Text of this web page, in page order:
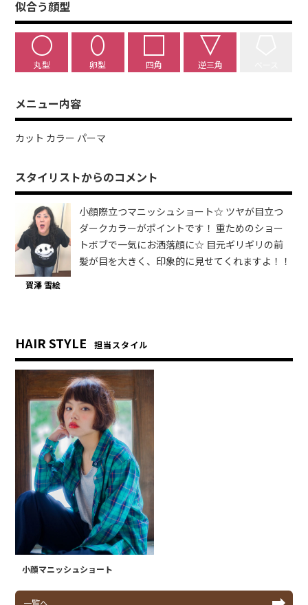
似合う顔型
丸型 卵型 四角 逆三角
メニュー内容
カット カラー パーマ
スタイリストからのコメント
賀澤 雪絵
小顔際立つマニッシュショート☆ ツヤが目立つ
ダークカラーがポイントです！ 重ためのショー
トボブで一気にお洒落顔に☆ 目元ギリギリの前
髪が目を大きく、印象的に見せてくれますよ！！
HAIR STYLE 担当スタイル
一覧へ
小顔マニッシュショート